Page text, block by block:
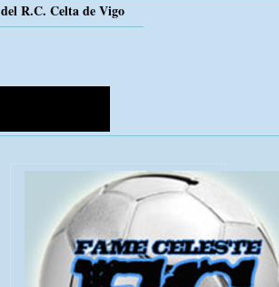
R.C. Celta de Vigo